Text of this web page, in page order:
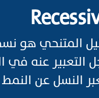
المتنحي هو
التعبير عنه في
النسل عن